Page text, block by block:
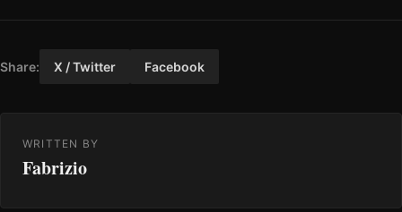
Share: X / Twitter Facebook
WRITTEN BY
Fabrizio